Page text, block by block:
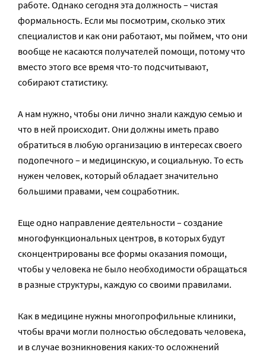
работе. Однако сегодня эта должность – чистая
формальность. Если мы посмотрим, сколько этих
специалистов и как они работают, мы поймем, что они
вообще не касаются получателей помощи, потому что
вместо этого все время что-то подсчитывают,
собирают статистику.
А нам нужно, чтобы они лично знали каждую семью и
что в ней происходит. Они должны иметь право
обратиться в любую организацию в интересах своего
подопечного – и медицинскую, и социальную. То есть
нужен человек, который обладает значительно
большими правами, чем соцработник.
Еще одно направление деятельности – создание
многофункциональных центров, в которых будут
сконцентрированы все формы оказания помощи,
чтобы у человека не было необходимости обращаться
в разные структуры, каждую со своими правилами.
Как в медицине нужны многопрофильные клиники,
чтобы врачи могли полностью обследовать человека,
и в случае возникновения каких-то осложнений